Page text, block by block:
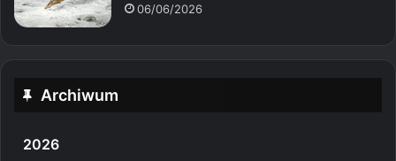
06/06/2026
Archiwum
2026